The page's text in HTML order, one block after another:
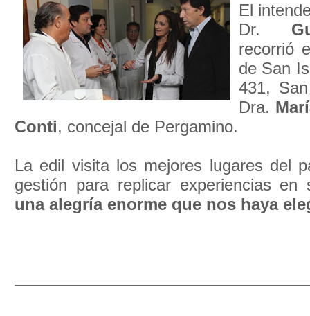
El
Dr.
recorrió
de San
431,
Dra.
Conti, concejal de Pergamino.
La edil visita los mejores lugares del
gestión para replicar experiencias en
una alegría enorme que nos haya